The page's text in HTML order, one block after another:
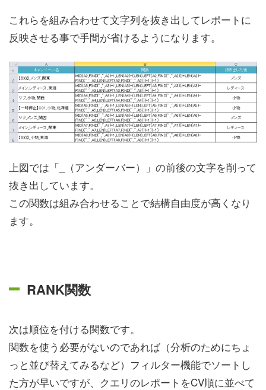
これらを組み合わせて文字列を抜き出してレポートに
反映させる事で手間が省けるようになります。
上図では「_（アンダーバー）」の前後の文字を削って
抜き出しています。
この関数は組み合わせることで結構自由度が高くなり
ます。
RANK関数
次は順位を付ける関数です。
関数を使う必要がないのであれば（分析のためにちょ
っと並び替えてみるなど）フィルター機能でソートし
た方が早いですが、クエリのレポートをCV順に並べて